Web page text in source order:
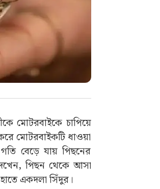
মোটরবাইকে চাপিয়ে
মোটরবাইকটি ধাওয়া
বেড়ে যায় পিছনের
পিছন থেকে আসা
একদলা সিঁদুর।